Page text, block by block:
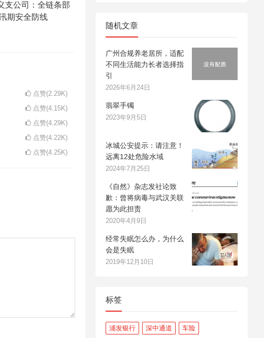
支公司：全链条部
期安全防线
点赞(2.29K)
点赞(4.15K)
点赞(4.29K)
点赞(4.22K)
点赞(4.25K)
随机文章
广州合规养老居所，适配
不同生活能力长者选择指
引
2026年6月24日
翡翠手镯
2023年9月5日
冰城公安提示：请注意！
远离12处危险水域
2024年7月25日
《自然》杂志发社论致
歉：曾将病毒与武汉关联
愿为此担责
2020年4月9日
经常失眠怎么办，为什么
会是失眠
2019年12月10日
标签
浦发银行 深中通道 车险